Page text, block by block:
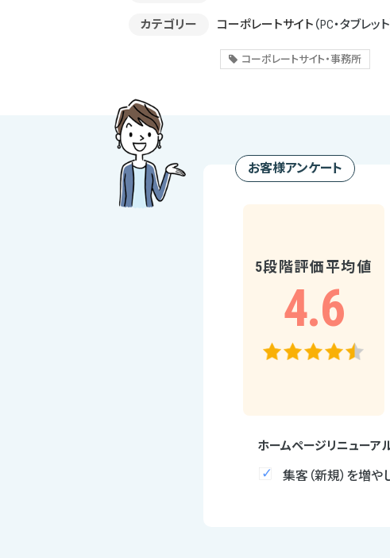
カテゴリー コーポレートサイト （PC・タブレット
コーポレートサイト・事務所
お客様アンケート
5段階評価平均値
4.6
ホームページリニューア
集客（新規）を増や